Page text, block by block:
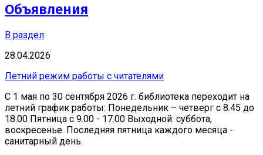
Объявления
В раздел
28.04.2026
Летний режим работы с читателями
С 1 мая по 30 сентября 2026 г. библиотека переходит на
летний график работы: Понедельник – четверг с 8.45 до
18.00 Пятница с 9.00 - 17.00 Выходной: суббота,
воскресенье. Последняя пятница каждого месяца -
санитарный день.